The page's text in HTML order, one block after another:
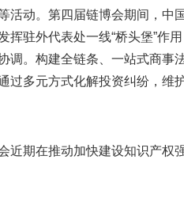
活动。第四届链博会期间，中
挥驻外代表处一线“桥头堡”作
调。构建全链条、一站式商事
过多元方式化解投资纠纷，维
近期在推动加快建设知识产权